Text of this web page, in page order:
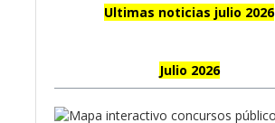
Ultimas noticias julio 2026
Julio 2026